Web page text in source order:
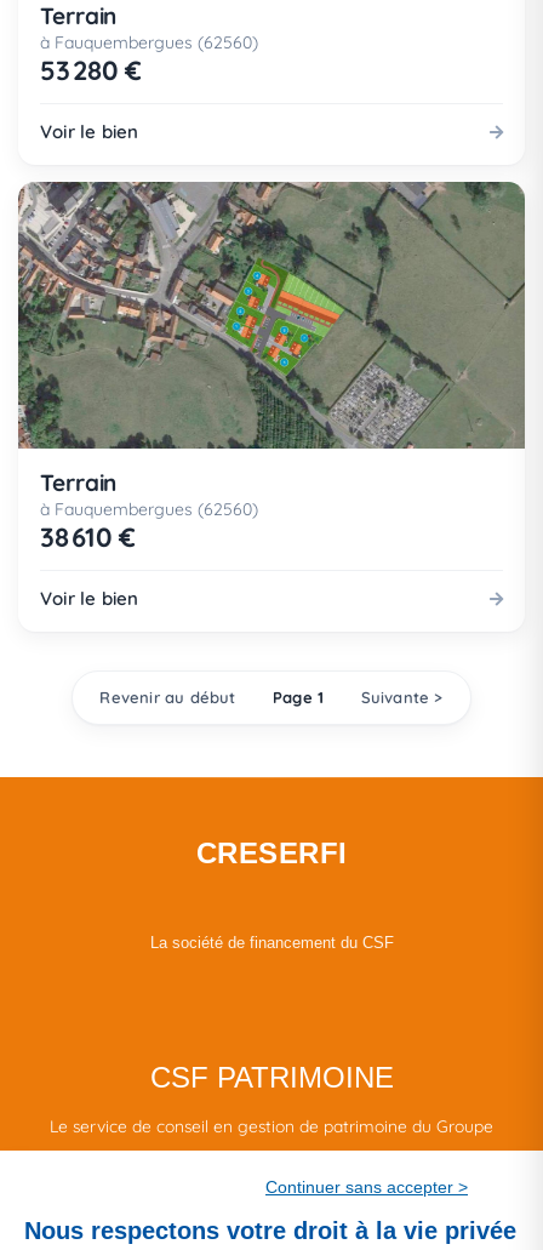
Terrain
à Fauquembergues (62560)
53 280 €
Voir le bien
Terrain
à Fauquembergues (62560)
38 610 €
Voir le bien
Revenir au début Page 1 Suivante >
CRESERFI
La société de financement du CSF
CSF PATRIMOINE
Le service de conseil en gestion de patrimoine du Groupe
Continuer sans accepter >
Nous respectons votre droit à la vie privée